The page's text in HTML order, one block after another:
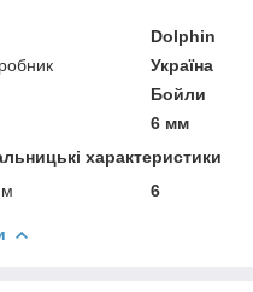
Dolphin
Україна
Бойли
6 мм
характеристики
6